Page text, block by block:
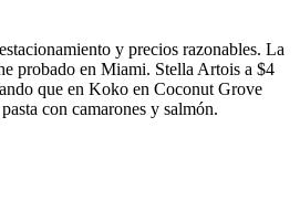
y precios razonables. La
probado en Miami. Stella Artois a $4
que en Koko en Coconut Grove
con camarones y salmón.